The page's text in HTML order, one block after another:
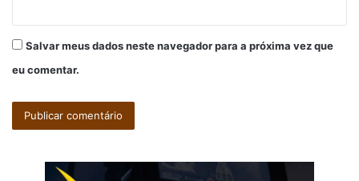
Salvar meus dados neste navegador para a próxima vez que
eu comentar.